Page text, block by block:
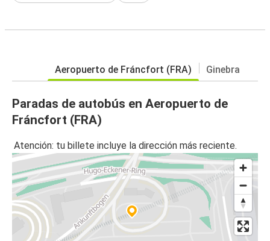
Aeropuerto de Fráncfort (FRA) Ginebra
Paradas de autobús en Aeropuerto de
Fráncfort (FRA)
Atención: tu billete incluye la dirección más reciente.